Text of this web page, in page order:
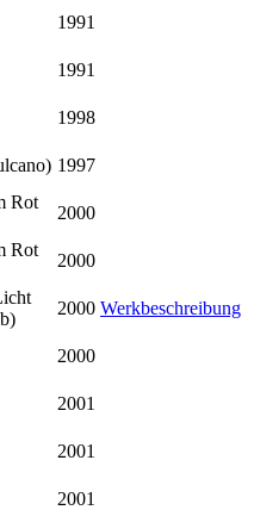
1991
1991
1998
1997
Rot
2000
Rot
2000
2000 Werkbeschreibung
2000
2001
2001
2001